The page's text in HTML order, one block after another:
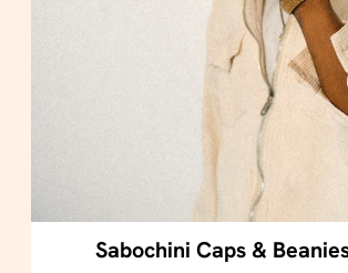
Sabochini Caps &